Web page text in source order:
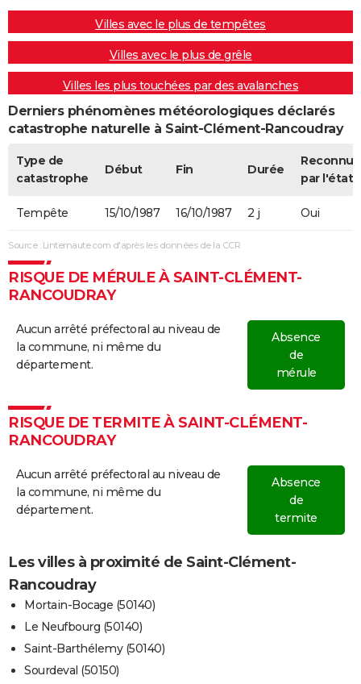
Villes avec le plus de tempêtes
Villes avec le plus de grêle
Villes les plus touchées par des avalanches
Derniers phénomènes météorologiques déclarés
catastrophe naturelle à Saint-Clément-Rancoudray
Type de
catastrophe
Début Fin Durée
Reconnue
par l'état
Tempête 15/10/1987 16/10/1987 2 j Oui
Source : Linternaute.com d'après les données de la CCR
RISQUE DE MÉRULE À SAINT-CLÉMENT-
RANCOUDRAY
Aucun arrêté préfectoral au niveau de
la commune, ni même du
département.
Absence
de
mérule
RISQUE DE TERMITE À SAINT-CLÉMENT-
RANCOUDRAY
Aucun arrêté préfectoral au niveau de
la commune, ni même du
département.
Absence
de
termite
Les villes à proximité de Saint-Clément-
Rancoudray
Mortain-Bocage (50140)
Le Neufbourg (50140)
Saint-Barthélemy (50140)
Sourdeval (50150)